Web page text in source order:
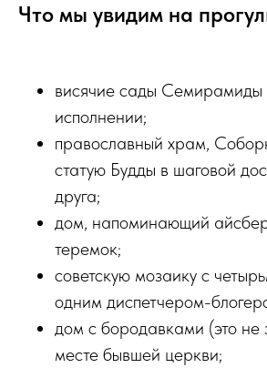
Что мы увидим на
висячие сады Семирамиды
исполнении;
православный храм,
статую Будды в шаговой
друга;
дом, напоминающий
теремок;
советскую мозаику с
одним диспетчером-
дом с бородавками (это не
месте бывшей церкви;